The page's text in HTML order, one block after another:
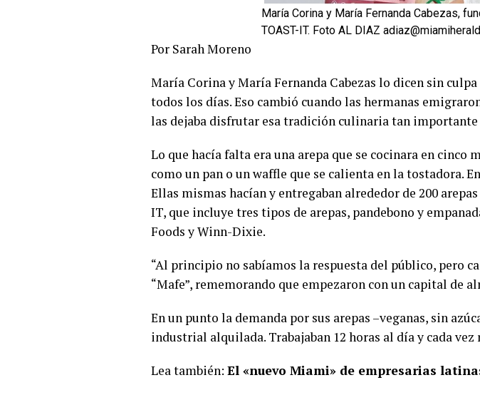
María Corina y María Fernanda Cabezas,
TOAST-IT. Foto AL DIAZ
Por Sarah Moreno
María Corina y María Fernanda Cabezas lo dicen sin
todos los días. Eso cambió cuando las hermanas
las dejaba disfrutar esa tradición culinaria tan importante
Lo que hacía falta era una arepa que se cocinara en
como un pan o un waffle que se calienta en la tostadora.
Ellas mismas hacían y entregaban alrededor de 200
IT, que incluye tres tipos de arepas, pandebono y
Foods y Winn-Dixie.
“Al principio no sabíamos la respuesta del público, pero
“Mafe”, rememorando que empezaron con un capital de
En un punto la demanda por sus arepas –veganas, sin
industrial alquilada. Trabajaban 12 horas al día y cada vez
Lea también: El «nuevo Miami» de empresarias